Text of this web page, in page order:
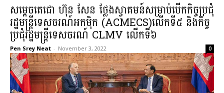
សម្ដេចតេជោ ហ៊ុន សែន ថ្លែងស្វាគមន៍សម្រាប់បើកកិច្ចប្រជុំ
រដ្ឋមន្ត្រីទេសចរណ៍អកម៉ិក (ACMECS)លើកទី៥ និងកិច្ច
ប្រជុំរដ្ឋមន្ត្រីទេសចរណ៍ CLMV លើកទី៦
Pen Srey Neat - November 3, 2022 0